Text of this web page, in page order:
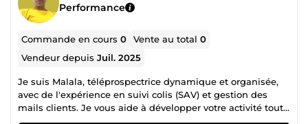
Performance
Commande en cours0 Vente au total0
Vendeur depuisJuil. 2025
Je suis Malala, téléprospectrice dynamique et organisée,
avec de l'expérience en suivi colis (SAV) et gestion des
mails clients. Je vous aide à développer votre activité tout
en assurant un service client réactif et professionnel 📞💼 📣